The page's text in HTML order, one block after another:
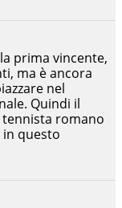
prima vincente,
ma è ancora
nel
Quindi il
tennista romano
questo